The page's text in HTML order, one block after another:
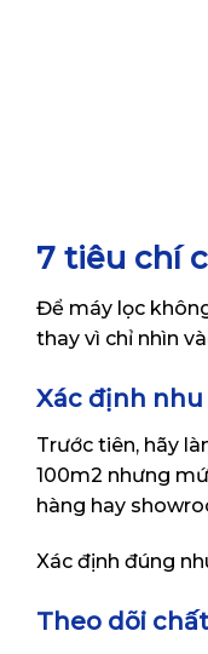
7 tiêu chí
Để máy lọc
thay vì chỉ nhìn
Xác định
Trước tiên, hãy
100m2 nhưng
hàng hay
Xác định đúng
Theo dõi